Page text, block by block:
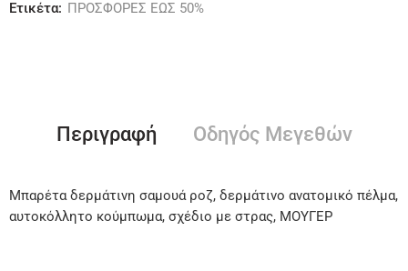
Ετικέτα: ΠΡΟΣΦΟΡΕΣ ΕΩΣ 50%
Περιγραφή Οδηγός Μεγεθών
Μπαρέτα δερμάτινη σαμουά ροζ, δερμάτινο ανατομικό πέλμα,
αυτοκόλλητο κούμπωμα, σχέδιο με στρας, ΜΟΥΓΕΡ